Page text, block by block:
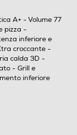
A+ - Volume 77
pizza -
inferiore e
croccante -
calda 3D -
- Grill e
inferiore